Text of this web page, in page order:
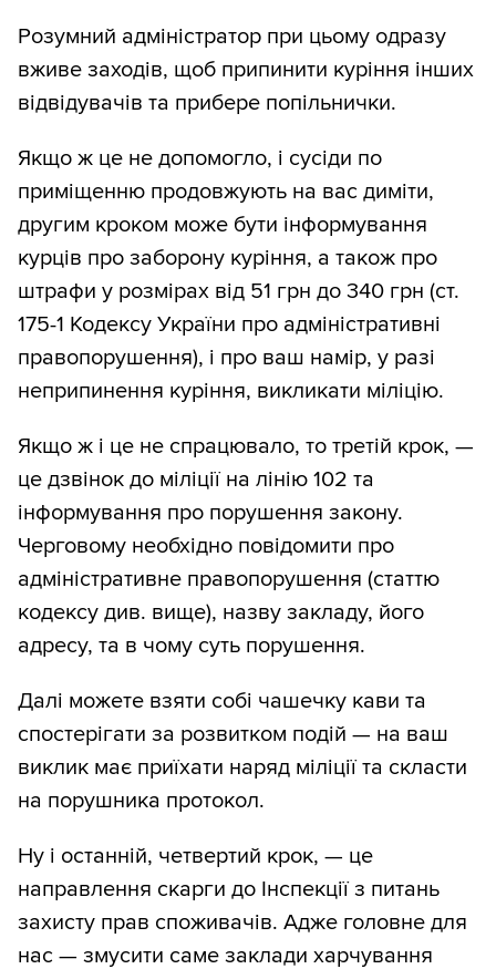
Розумний адміністратор при цьому одразу
вживе заходів, щоб припинити куріння інших
відвідувачів та прибере попільнички.
Якщо ж це не допомогло, і сусіди по
приміщенню продовжують на вас диміти,
другим кроком може бути інформування
курців про заборону куріння, а також про
штрафи у розмірах від 51 грн до 340 грн (ст.
175-1 Кодексу України про адміністративні
правопорушення), і про ваш намір, у разі
неприпинення куріння, викликати міліцію.
Якщо ж і це не спрацювало, то третій крок, —
це дзвінок до міліції на лінію 102 та
інформування про порушення закону.
Черговому необхідно повідомити про
адміністративне правопорушення (статтю
кодексу див. вище), назву закладу, його
адресу, та в чому суть порушення.
Далі можете взяти собі чашечку кави та
спостерігати за розвитком подій — на ваш
виклик має приїхати наряд міліції та скласти
на порушника протокол.
Ну і останній, четвертий крок, — це
направлення скарги до Інспекції з питань
захисту прав споживачів. Адже головне для
нас — змусити саме заклади харчування